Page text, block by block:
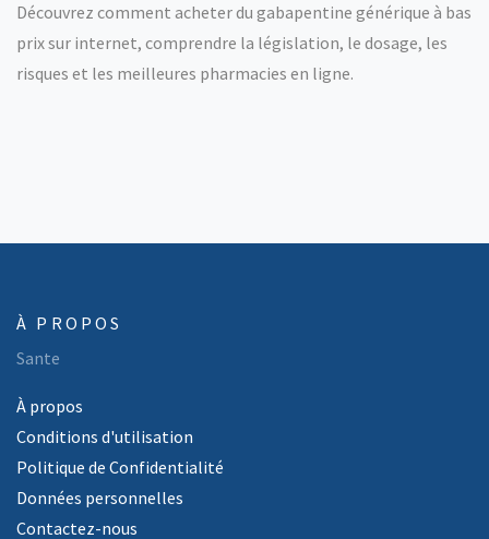
Découvrez comment acheter du gabapentine générique à bas
prix sur internet, comprendre la législation, le dosage, les
risques et les meilleures pharmacies en ligne.
À PROPOS
Sante
À propos
Conditions d'utilisation
Politique de Confidentialité
Données personnelles
Contactez-nous